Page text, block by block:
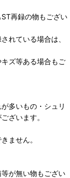
再録の物もござい
れている場合は、
ズ等ある場合もご
多いもの・シュリ
ざいます。
ません。
が無い物もござい